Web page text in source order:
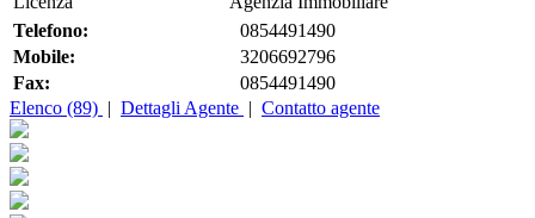
Telefono:
0854491490
Mobile:
3206692796
Fax:
0854491490
Elenco (89) | Dettagli Agente | Contatto agente